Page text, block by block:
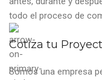
todo el proceso de
Cotiza tu
Somos una empresa